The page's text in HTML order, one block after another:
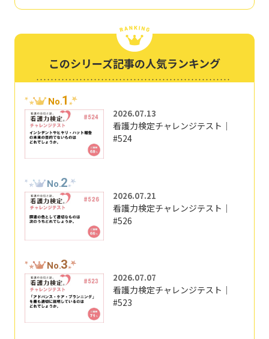
このシリーズ記事の人気ランキング
No.1
2026.07.13
看護力検定チャレンジテスト｜
#524
No.2
2026.07.21
看護力検定チャレンジテスト｜
#526
No.3
2026.07.07
看護力検定チャレンジテスト｜
#523